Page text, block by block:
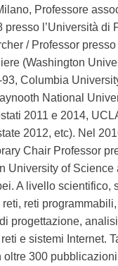
Professore
presso l’Università di
/ Professor
(Washington
Columbia
National
2011 e 2014,
2012, etc). Nel
Chair Professor
University of Science
A livello scientifico,
reti
progettazione,
e sistemi Internet.
oltre 300